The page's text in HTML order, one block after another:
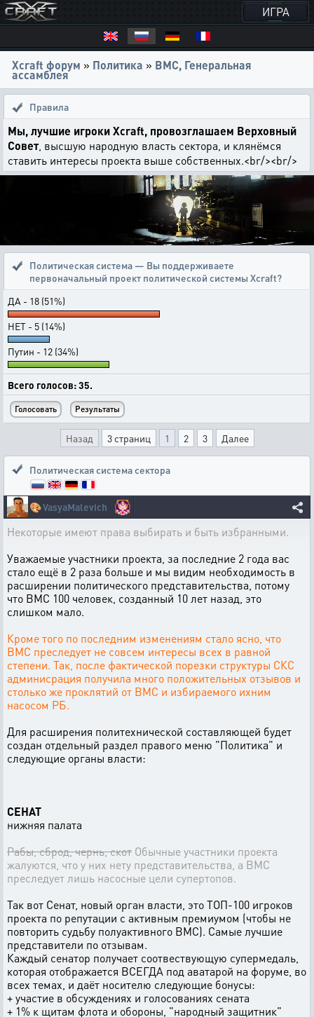
ИГРА
Xcraft форум » Политика » ВМС, Генеральная
ассамблея
Правила
Мы, лучшие игроки Xcraft, провозглашаем Верховный
Совет, высшую народную власть сектора, и клянёмся
ставить интересы проекта выше собственных.<br/><br/>
Политическая система — Вы поддерживаете
первоначальный проект политической системы Xcraft?
ДА - 18 (51%)
НЕТ - 5 (14%)
Путин - 12 (34%)
Всего голосов: 35.
Назад 3 страниц 1 2 3 Далее
Политическая система сектора
🎨VasyaMalevich
Некоторые имеют права выбирать и быть избранными.
Уважаемые участники проекта, за последние 2 года вас
стало ещё в 2 раза больше и мы видим необходимость в
расширении политического представительства, потому
что ВМС 100 человек, созданный 10 лет назад, это
слишком мало.
Кроме того по последним изменениям стало ясно, что
ВМС преследует не совсем интересы всех в равной
степени. Так, после фактической порезки структуры СКС
админисрация получила много положительных отзывов и
столько же проклятий от ВМС и избираемого ихним
насосом РБ.
Для расширения политехнической составляющей будет
создан отдельный раздел правого меню "Политика" и
следующие органы власти:
СЕНАТ
нижняя палата
Рабы, сброд, чернь, скот Обычные участники проекта
жалуются, что у них нету представительства, а ВМС
преследует лишь насосные цели супертопов.
Так вот Сенат, новый орган власти, это ТОП-100 игроков
проекта по репутации с активным премиумом (чтобы не
повторить судьбу полуактивного ВМС). Самые лучшие
представители по отзывам.
Каждый сенатор получает соотвествующую супермедаль,
которая отображается ВСЕГДА под аватарой на форуме, во
всех темах, и даёт носителю следующие бонусы:
+ участие в обсуждениях и голосованиях сената
+ 1% к щитам флота и обороны, "народный защитник"